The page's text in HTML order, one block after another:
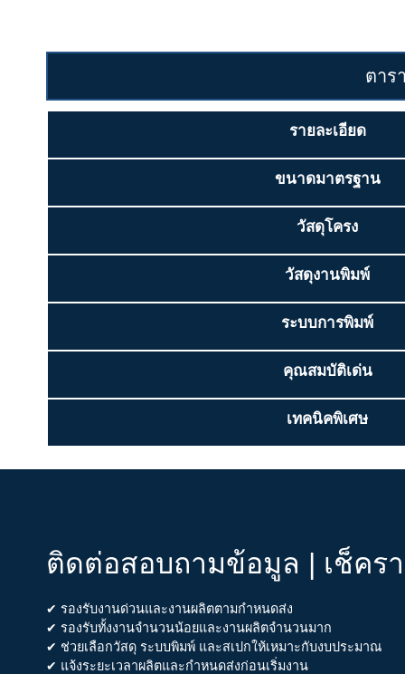
ตาร
รายละเอียด
ขนาดมาตรฐาน
วัสดุโครง
วัสดุงานพิมพ์
ระบบการพิมพ์
คุณสมบัติเด่น
เทคนิคพิเศษ
ติดต่อสอบถามข้อมูล | เช็คร
✔ รองรับงานด่วนและงานผลิตตามกำหนดส่ง
✔ รองรับทั้งงานจำนวนน้อยและงานผลิตจำนวนมาก
✔ ช่วยเลือกวัสดุ ระบบพิมพ์ และสเปกให้เหมาะกับงบประมาณ
✔ แจ้งระยะเวลาผลิตและกำหนดส่งก่อนเริ่มงาน